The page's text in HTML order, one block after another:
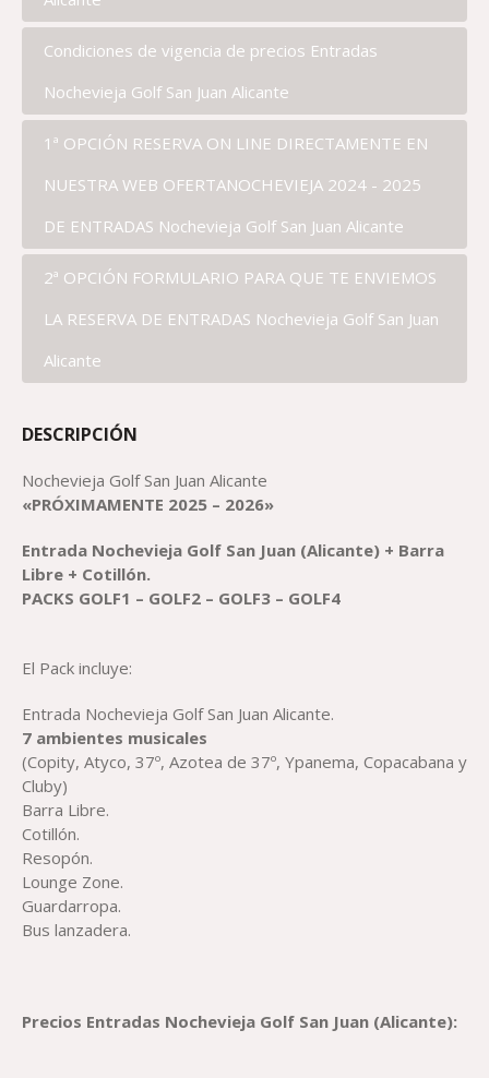
Condiciones de vigencia de precios Entradas
Nochevieja Golf San Juan Alicante
1ª OPCIÓN RESERVA ON LINE DIRECTAMENTE EN
NUESTRA WEB OFERTANOCHEVIEJA 2024 - 2025
DE ENTRADAS Nochevieja Golf San Juan Alicante
2ª OPCIÓN FORMULARIO PARA QUE TE ENVIEMOS
LA RESERVA DE ENTRADAS Nochevieja Golf San Juan
Alicante
DESCRIPCIÓN
Nochevieja Golf San Juan Alicante
«PRÓXIMAMENTE 2025 – 2026»
Entrada Nochevieja Golf San Juan (Alicante) + Barra
Libre + Cotillón.
PACKS GOLF1 – GOLF2 – GOLF3 – GOLF4
El Pack incluye:
Entrada Nochevieja Golf San Juan Alicante.
7 ambientes musicales
(Copity, Atyco, 37º, Azotea de 37º, Ypanema, Copacabana y
Cluby)
Barra Libre.
Cotillón.
Resopón.
Lounge Zone.
Guardarropa.
Bus lanzadera.
Precios Entradas Nochevieja Golf San Juan (Alicante):